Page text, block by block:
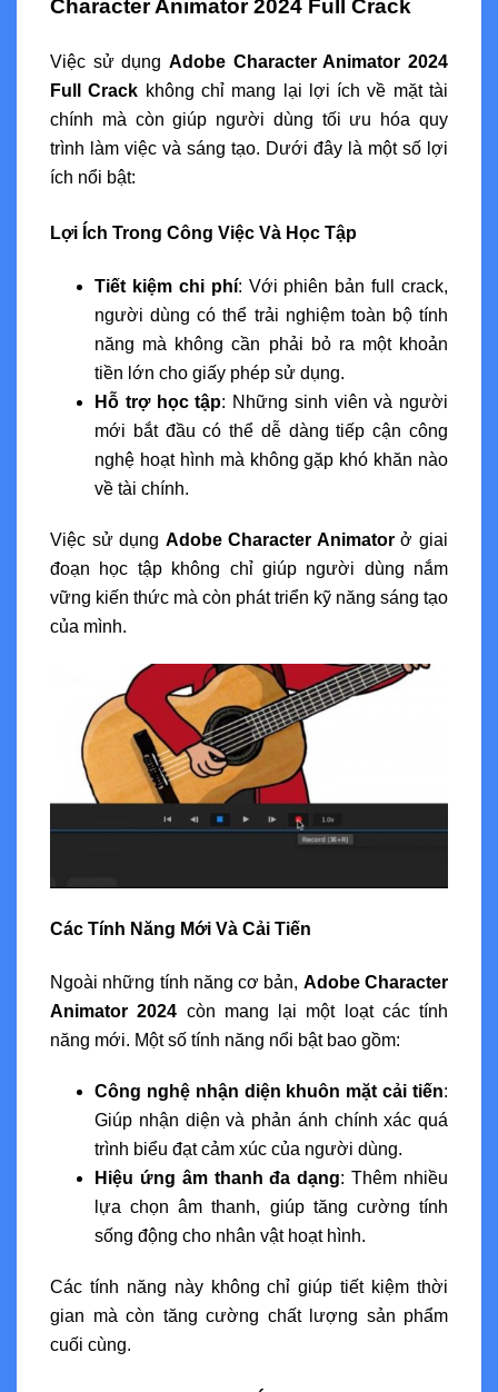
Character Animator 2024 Full Crack
Việc sử dụng Adobe Character Animator 2024
Full Crack không chỉ mang lại lợi ích về mặt tài
chính mà còn giúp người dùng tối ưu hóa quy
trình làm việc và sáng tạo. Dưới đây là một số lợi
ích nổi bật:
Lợi Ích Trong Công Việc Và Học Tập
Tiết kiệm chi phí: Với phiên bản full crack,
người dùng có thể trải nghiệm toàn bộ tính
năng mà không cần phải bỏ ra một khoản
tiền lớn cho giấy phép sử dụng.
Hỗ trợ học tập: Những sinh viên và người
mới bắt đầu có thể dễ dàng tiếp cận công
nghệ hoạt hình mà không gặp khó khăn nào
về tài chính.
Việc sử dụng Adobe Character Animatorở giai
đoạn học tập không chỉ giúp người dùng nắm
vững kiến thức mà còn phát triển kỹ năng sáng tạo
của mình.
Các Tính Năng Mới Và Cải Tiến
Ngoài những tính năng cơ bản, Adobe Character
Animator 2024 còn mang lại một loạt các tính
năng mới. Một số tính năng nổi bật bao gồm:
Công nghệ nhận diện khuôn mặt cải tiến:
Giúp nhận diện và phản ánh chính xác quá
trình biểu đạt cảm xúc của người dùng.
Hiệu ứng âm thanh đa dạng: Thêm nhiều
lựa chọn âm thanh, giúp tăng cường tính
sống động cho nhân vật hoạt hình.
Các tính năng này không chỉ giúp tiết kiệm thời
gian mà còn tăng cường chất lượng sản phẩm
cuối cùng.